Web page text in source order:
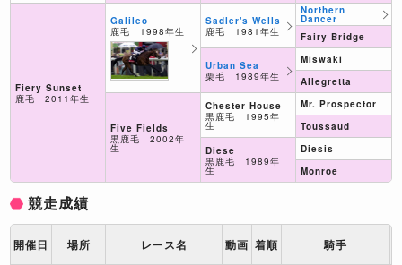
Fiery Sunset
鹿毛 2011年生
Galileo
鹿毛 1998年生
Five Fields
黒鹿毛 2002年
生
Sadler's Wells
鹿毛 1981年生
Urban Sea
栗毛 1989年生
Chester House
黒鹿毛 1995年
生
Diese
黒鹿毛 1989年
生
Northern
Dancer
Fairy Bridge
Miswaki
Allegretta
Mr. Prospector
Toussaud
Diesis
Monroe
競走成績
開催日 場所 レース名 動画 着順 騎手